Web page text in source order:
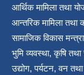
आर्थिक मामिला तथा
आन्तरिक मामिला तथा
सामाजिक विकास
भुमि व्यवस्था, कृषि
उद्योग, पर्यटन, वन